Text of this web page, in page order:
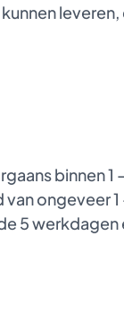
binnen
ongeveer
5 werkdagen